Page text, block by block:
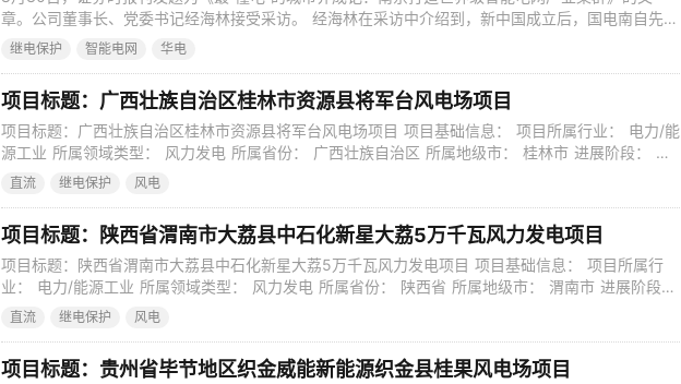
章。公司董事长、党委书记经海林接受采访。 经海林在采访中介绍到，新中国成立后，国电南自先后
在电力自动化领域研究生产出中国第一代、第二代静态继电保护产品，创造过多项全国第一，被誉为
继电保护 智能电网 华电
项目标题：广西壮族自治区桂林市资源县将军台风电场项目
项目标题：广西壮族自治区桂林市资源县将军台风电场项目 项目基础信息： 项目所属行业： 电力/能
源工业 所属领域类型： 风力发电 所属省份： 广西壮族自治区 所属地级市： 桂林市 进展阶段： 土
建施工 发布时间： 2023-08-04 跟踪版本号： 1 项目性质： 新建 预算投资总额： 139567万元 投
直流 继电保护 风电
项目标题：陕西省渭南市大荔县中石化新星大荔5万千瓦风力发电项目
项目标题：陕西省渭南市大荔县中石化新星大荔5万千瓦风力发电项目 项目基础信息： 项目所属行
业： 电力/能源工业 所属领域类型： 风力发电 所属省份： 陕西省 所属地级市： 渭南市 进展阶段：
环境影响评价 发布时间： 2023-08-04 跟踪版本号： 0 项目性质： 新建 预算投资总额：
直流 继电保护 风电
项目标题：贵州省毕节地区织金威能新能源织金县桂果风电场项目